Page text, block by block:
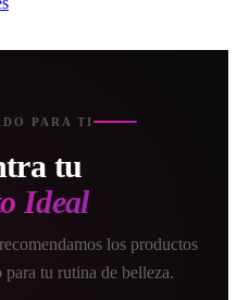
PARA TI
tu
Ideal
los productos
para tu rutina de belleza.